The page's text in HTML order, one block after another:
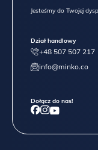
Jesteśmy do Twojej
Dział handlowy
+48 507 507 217
info@minko.co
Dołącz do nas!